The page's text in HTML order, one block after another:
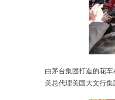
由茅台集团打造的花
美总代理美国大文行